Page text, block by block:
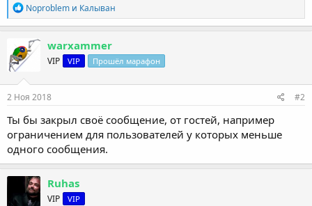
Р
е
а
к
ц
и
:
Noproblem и Калыван
warxammer
VIP VIP Прошёл марафон
2 Ноя 2018 #2
Ты бы закрыл своё сообщение, от гостей, например
ограничением для пользователей у которых меньше
одного сообщения.
Ruhas
VIP VIP